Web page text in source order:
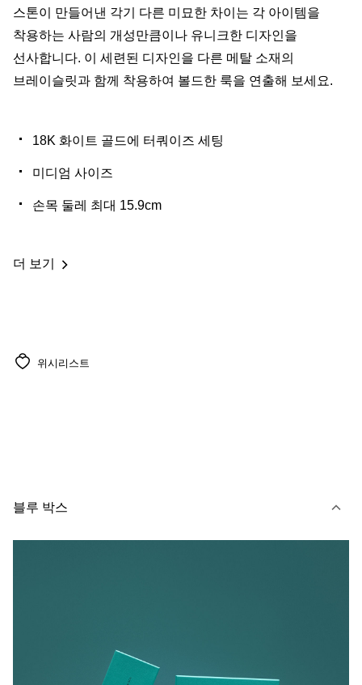
스톤이 만들어낸 각기 다른 미묘한 차이는 각 아이템을
착용하는 사람의 개성만큼이나 유니크한 디자인을
선사합니다. 이 세련된 디자인을 다른 메탈 소재의
브레이슬릿과 함께 착용하여 볼드한 룩을 연출해 보세요.
18K 화이트 골드에 터쿼이즈 세팅
미디엄 사이즈
손목 둘레 최대 15.9cm
더 보기
위시리스트
블루 박스